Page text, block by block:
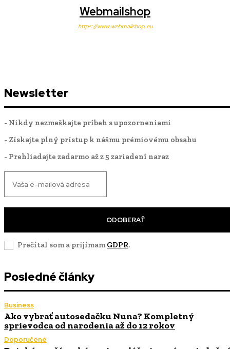
Webmailshop
https://www.webmailshop.eu
Newsletter
- Nikdy nezmeškajte príbeh s upozorneniami
- Získajte plný prístup k nášmu prémiovému obsahu
- Prehliadajte zadarmo až z 5 zariadení naraz
ODOBERAŤ
Prečítal som a prijímam GDPR.
Posledné články
Business
Ako vybrať autosedačku Nuna? Kompletný
sprievodca od narodenia až do 12 rokov
Doporučené